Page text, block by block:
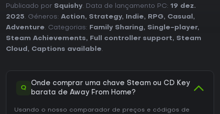
Publicado por Squishy. Data de lançamento PC: 19 dez.
2025. Géneros: Action, Strategy, Indie, RPG, Casual ,
Adventure. Categorias: Family Sharing, Single-player,
Steam Achievements, Full controller support, Steam
Cloud , Captions available.
Q
Onde comprar uma chave Steam ou CD Key
barata de Away From Home?
Usando o nosso comparador de preços e códigos de